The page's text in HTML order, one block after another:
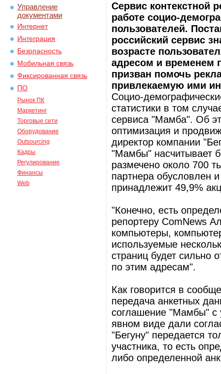
Управление
документами
Интернет
Интеграция
Безопасность
Мобильная связь
Фиксированная связь
ПО
Рынок ПК
Маркетинг
Торговые сети
Оборудование
Outsourcing
Кадры
Регулирование
Финансы
Web
Сервис контекстной
работе социо-
пользователей.
российский сервис
возрасте
адресом и временем
призван помочь
привлекаемую ими
Социо-
статистики в том
сервиса "Мамба". Об
оптимизация и
директор компании
"Мамбы" насчитывает
размечено около 700
партнера
принадлежит 49,9%
"Конечно, есть
репортеру ComNews
компьютеры,
используемые
страниц будет сильно
по этим адресам".
Как говорится в
передача анкетных
соглашение "Мамбы" с
явном виде дали
"Бегуну" передается
участника, то есть
либо определенной